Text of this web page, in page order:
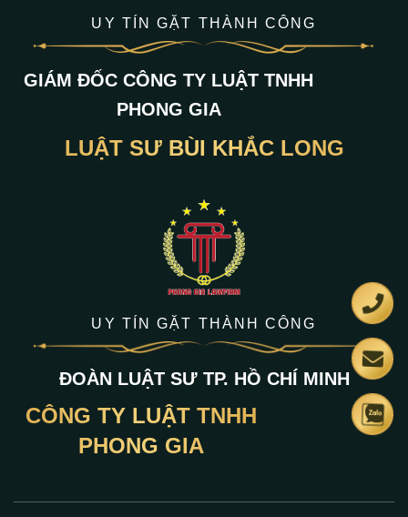
UY TÍN GẶT THÀNH CÔNG
GIÁM ĐỐC CÔNG TY LUẬT TNHH
PHONG GIA
LUẬT SƯ BÙI KHẮC LONG
UY TÍN GẶT THÀNH CÔNG
ĐOÀN LUẬT SƯ TP. HỒ CHÍ MINH
CÔNG TY LUẬT TNHH
PHONG GIA